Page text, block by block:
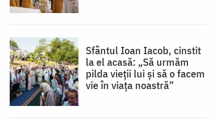
Sfântul Ioan Iacob, cinstit
la el acasă: „Să urmăm
pilda vieții lui și să o facem
vie în viața noastră”